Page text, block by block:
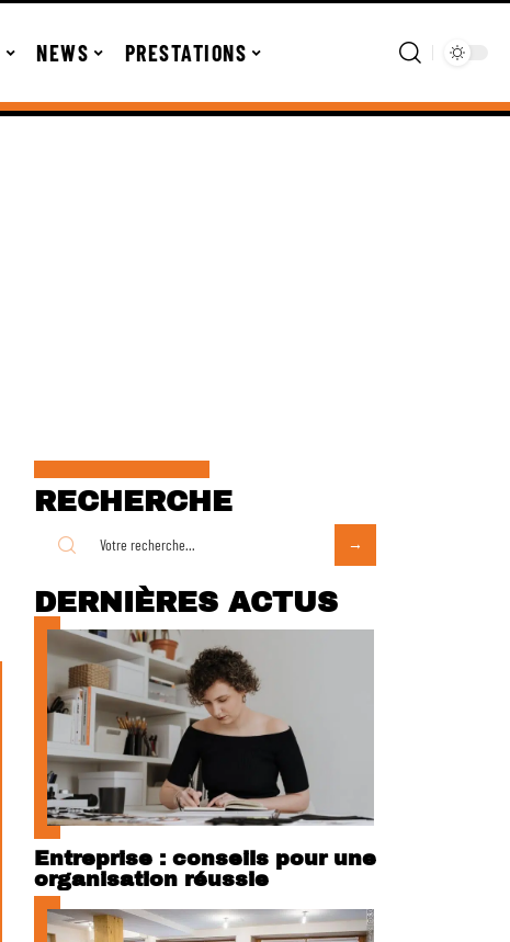
NEWS PRESTATIONS
RECHERCHE
DERNIÈRES ACTUS
Entreprise : conseils pour une
organisation réussie